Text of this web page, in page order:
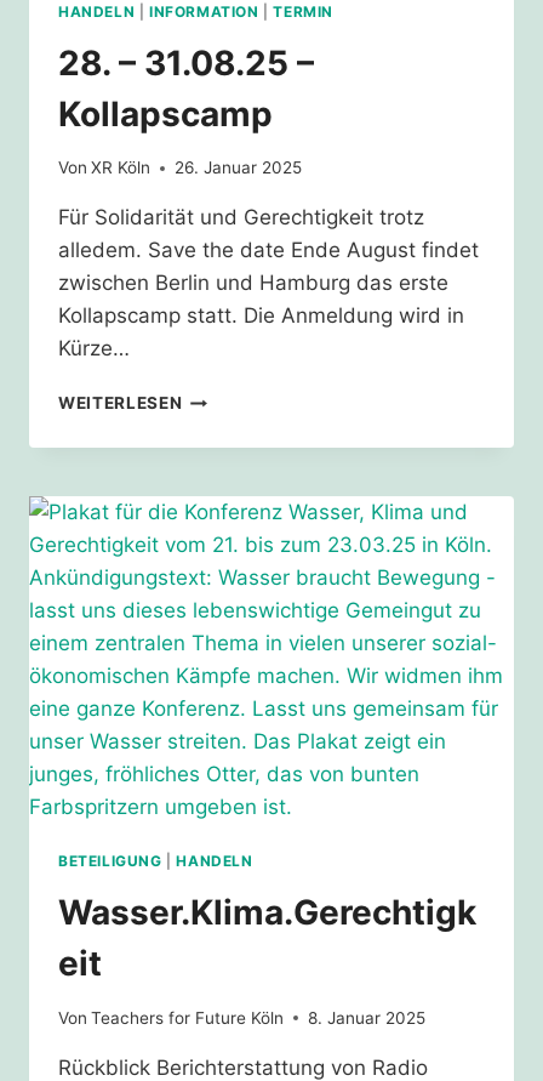
HANDELN INFORMATION |TERMIN
28. – 31.08.25 –
Kollapscamp
Von XR Köln 26. Januar 2025
Für Solidarität und Gerechtigkeit trotz
alledem. Save the date Ende August findet
zwischen Berlin und Hamburg das erste
Kollapscamp statt. Die Anmeldung wird in
Kürze…
WEITERLESEN 28.
31.08.25
KOLLAPSCAMP
BETEILIGUNG |HANDELN
Wasser.Klima.Gerechtigk
eit
Von Teachers for Future Köln 8. Januar 2025
Rückblick Berichterstattung von Radio